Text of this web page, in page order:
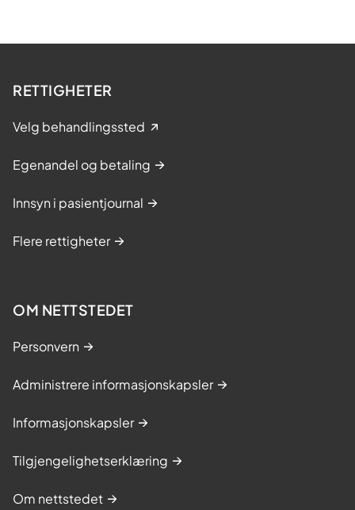
RETTIGHETER
Velg behandlingssted
Egenandel og betaling
Innsyn i pasientjournal
Flere rettigheter
OM NETTSTEDET
Personvern
Administrere informasjonskapsler
Informasjonskapsler
Tilgjengelighetserklæring
Om nettstedet